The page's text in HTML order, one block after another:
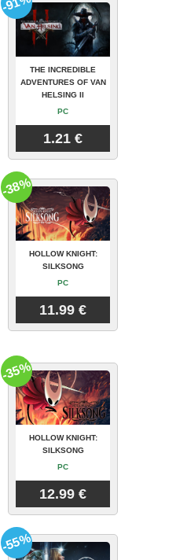
THE INCREDIBLE
ADVENTURES OF VAN
HELSING II
PC
1.21 €
HOLLOW KNIGHT:
SILKSONG
PC
11.99 €
-38%
HOLLOW KNIGHT:
SILKSONG
PC
12.99 €
-35%
-55%